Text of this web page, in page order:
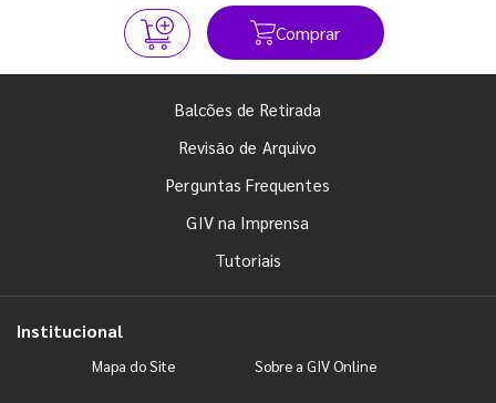
Comprar
Balcões de Retirada
Revisão de Arquivo
Perguntas Frequentes
GIV na Imprensa
Tutoriais
Institucional
Mapa do Site Sobre a GIV Online